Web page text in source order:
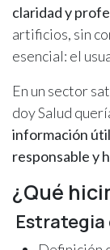
claridad y
artificios, sin
esencial: el
En un sector
doy Salud
información
responsable y
¿Qué